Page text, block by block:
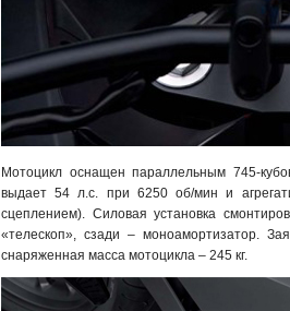
Мотоцикл оснащен параллельным 745-
выдает 54 л.с. при 6250 об/мин и
сцеплением). Силовая установка
«телескоп», сзади – моноамортизатор.
снаряженная масса мотоцикла – 245 кг.